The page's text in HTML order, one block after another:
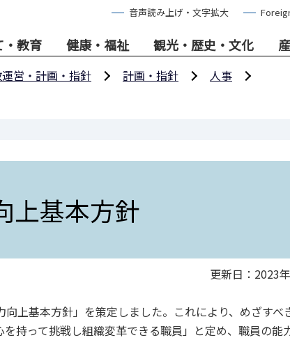
音声読み上げ・文字拡大
・教育 健康・福祉 観光・歴史・文化
営・計画・指針 計画・指針
人事
上基本方針
更新日：2023
上基本方針」を策定しました。これにより、めざすべ
持って挑戦し組織変革できる職員」と定め、職員の能